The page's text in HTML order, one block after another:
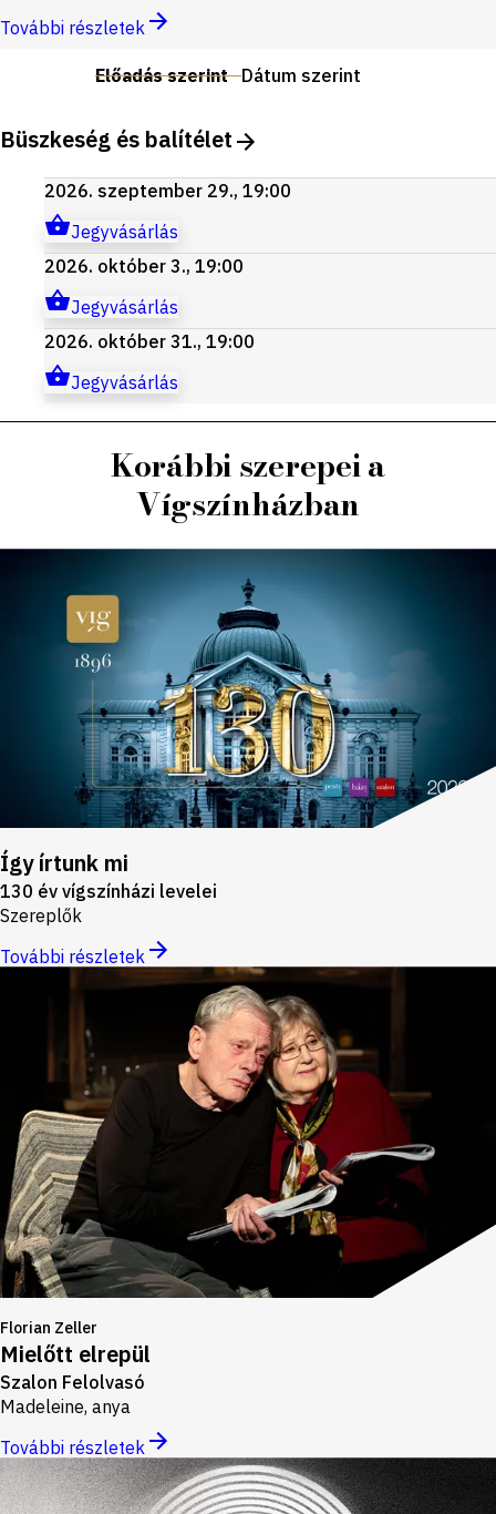
További részletek
Előadás szerint Dátum szerint
Büszkeség és balítélet
2026. szeptember 29., 19:00
Jegyvásárlás
2026. október 3., 19:00
Jegyvásárlás
2026. október 31., 19:00
Jegyvásárlás
Korábbi szerepei a
Vígszínházban
Így írtunk mi
130 év vígszínházi levelei
Szereplők
További részletek
Florian Zeller
Mielőtt elrepül
Szalon Felolvasó
Madeleine, anya
További részletek